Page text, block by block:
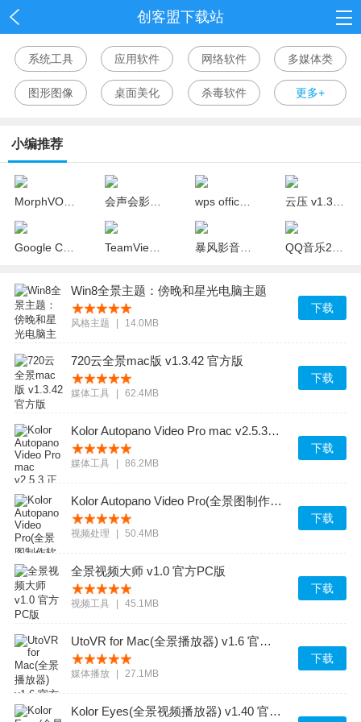
创客盟下载站
首页
网游
系统工具 应用软件 网络软件 多媒体类
图形图像 桌面美化 杀毒软件 更多+
小编推荐
MorphVOX Pro中文版(变声器) v4.4.65 完美版 会声会影x10 32位/64位中文版(视频制作软件) wps office 2018官方下载 v10.1.0.7311 个人版
Google Chrome(谷歌浏览器) v67.0.3396.18 中文绿色版 TeamViewer v12.0.88438 精简绿色版 暴风影音mac官方免费下载 v1.1.4 最新版
Win8全景主题：傍晚和星光电脑主题
风格主题 14.0MB
下载
720云全景mac版 v1.3.42 官方版
媒体工具 62.4MB
下载
Kolor Autopano Video Pro mac v2.5.3 正式版
媒体工具 86.2MB
下载
Kolor Autopano Video Pro(全景图制作软件) v1.5.1 官方免费版
视频处理 50.4MB
下载
全景视频大师 v1.0 官方PC版
视频工具 45.1MB
下载
UtoVR for Mac(全景播放器) v1.6 官方最新版
媒体播放 27.1MB
下载
Kolor Eyes(全景视频播放器) v1.40 官方最新版